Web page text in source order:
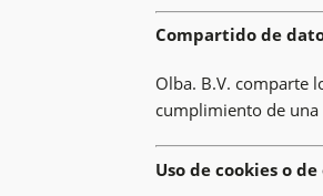
Compartido de
Olba. B.V. comparte
cumplimiento de
Uso de cookies o